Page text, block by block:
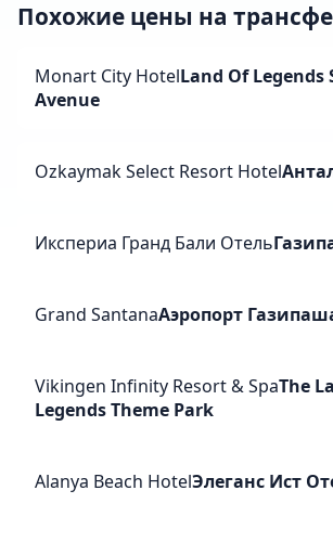
Похожие цены на
Monart City HotelLand Of Legends
Avenue
Ozkaymak Select Resort Hotel
Икспериа Гранд Бали Отель
Grand SantanaАэропорт
Vikingen Infinity Resort & SpaThe
Legends Theme Park
Alanya Beach HotelЭлеганс Ист